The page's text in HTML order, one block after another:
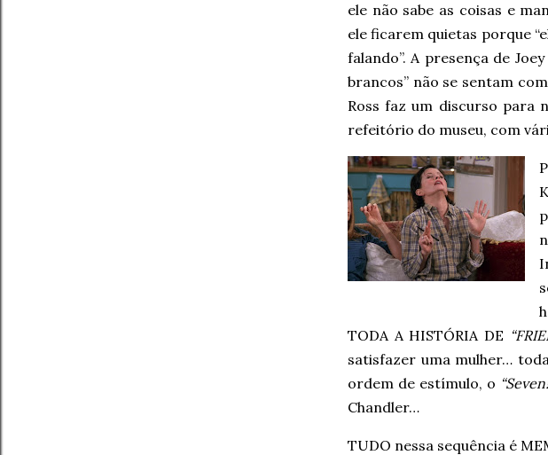
ele não sabe as coisas e
ele ficarem quietas porque
falando”. A presença de
brancos” não se sentam
Ross faz um discurso para
refeitório do museu, com
TODA A HISTÓRIA DE
satisfazer uma mulher…
ordem de estímulo, o
Chandler…
TUDO nessa sequência é